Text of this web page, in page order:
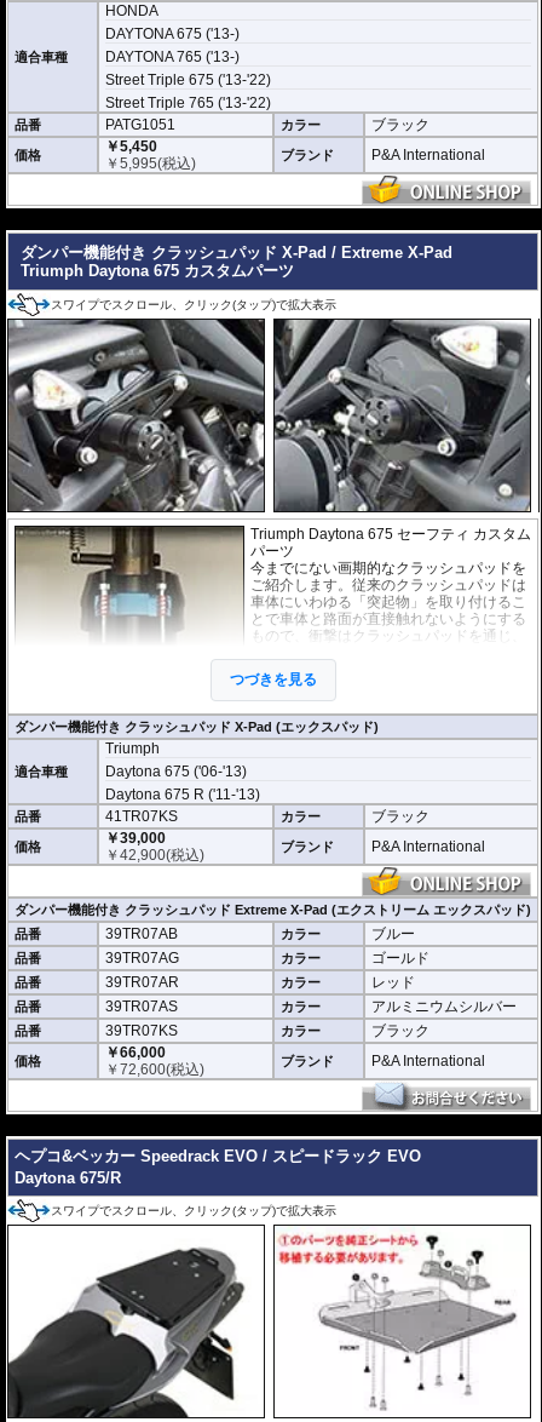
「P&A タンクグリップ BLOQ Standard」 :
グリップの際にタンクサイズに違和感がなく、高い一体感を生み出していま
す。パッド表面には適度な摩擦抵抗があり、十分なグリップ性能と保護性能を
発揮します。
※取付キット付属 : 取り付けに便利なクリーニングクロス、脱脂用アルコール
シート、気泡の混入を防ぎ、きれいに仕上げるスキージがセットになっていま
す。
適合車種
HONDA
DAYTONA 675 ('13-)
DAYTONA 765 ('13-)
Street Triple 675 ('13-'22)
Street Triple 765 ('13-'22)
品番 PATG1051 カラー ブラック
価格
￥5,450
￥5,995(税込) ブランド P&A International
ダンパー機能付き クラッシュパッド X-Pad / Extreme X-Pad
Triumph Daytona 675 カスタムパーツ
スワイプでスクロール、クリック(タップ)で拡大表示
Triumph Daytona 675 セーフティ カスタム
パーツ
今までにない画期的なクラッシュパッドを
ご紹介します。従来のクラッシュパッドは
車体にいわゆる「突起物」を取り付けるこ
とで車体と路面が直接触れないようにする
もので、衝撃はクラッシュパッドを通じ、
す。
しかし、このX-Pad(エックスパッド) / Extr
eme X-Padは内部にダンパーを搭載し、衝
撃エネルギーを吸収。また通常のクラッシュパッドでは、一瞬で伝わってしま
う衝撃も、ダンパーにより効果的に分散します。
デザインも下記の2種類を用意。
オーソドックスなデザインのX-Pad (エックスパッド) ヘッド部 : 円形 (現在 カ
ラーはブラックのみ)
スポーティなデザインのExtreme X-Pad (エクストリーム エックスパッド) ヘ
ッド部 : 流線楕円形
※製品写真は代表イメージも含まれています。ステー等、必要パーツが実際と
つづきを見る
ダンパー機能付き クラッシュパッド X-Pad (エックスパッド)
適合車種
Triumph
Daytona 675 ('06-'13)
Daytona 675 R ('11-'13)
品番 41TR07KS カラー ブラック
価格
￥39,000
￥42,900(税込) ブランド P&A International
ダンパー機能付き クラッシュパッド Extreme X-Pad (エクストリーム エックスパッド)
品番
39TR07AB カラー ブルー
品番 39TR07AG カラー ゴールド
品番 39TR07AR カラー レッド
品番 39TR07AS カラー アルミニウムシルバー
品番 39TR07KS カラー ブラック
価格
￥66,000
￥72,600(税込) ブランド P&A International
ヘプコ&ベッカー Speedrack EVO / スピードラック EVO
Daytona 675/R
スワイプでスクロール、クリック(タップ)で拡大表示